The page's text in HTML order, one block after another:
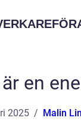
en
2025 Malin